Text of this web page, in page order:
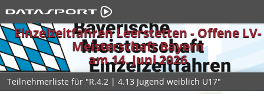
Einzelzeitfahren Leerstetten - Offene LV-
Meisterschaft Bayern
am 14. Juni 2026
Teilnehmerliste für "R.4.2 | 4.13 Jugend weiblich U17"